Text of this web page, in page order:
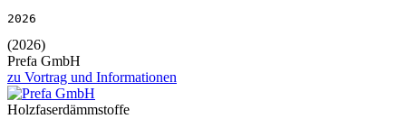
2026
(2026)
Prefa GmbH
zu Vortrag und Informationen
Holzfaserdämmstoffe